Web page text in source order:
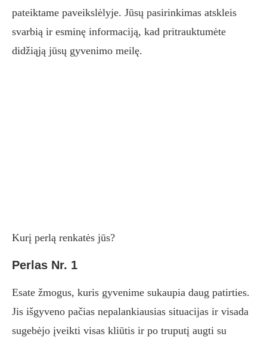
pateiktame paveikslėlyje. Jūsų pasirinkimas atskleis
svarbią ir esminę informaciją, kad pritrauktumėte
didžiąją jūsų gyvenimo meilę.
Kurį perlą renkatės jūs?
Perlas Nr. 1
Esate žmogus, kuris gyvenime sukaupia daug patirties.
Jis išgyveno pačias nepalankiausias situacijas ir visada
sugebėjo įveikti visas kliūtis ir po truputį augti su